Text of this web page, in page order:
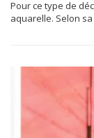
Pour ce type de
aquarelle. Selon